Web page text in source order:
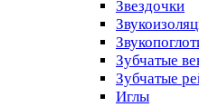
Звездочки
Зубчатые
Зубчатые
Иглы